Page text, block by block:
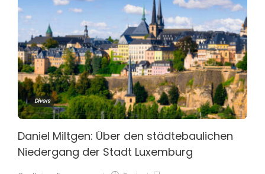
Divers
Daniel Miltgen: Über den städtebaulichen
Niedergang der Stadt Luxemburg